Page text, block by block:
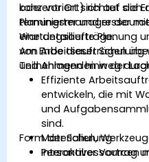
konzentriert sich auf die
terminierter und
Wartungsaufträge.
oder vor Ort) richtet sich
Planungsmanager der
eine detaillierte Planung
von Arbeitsaufträgen
und Anlagen hinweg
Am Ende dieser
Teilnehmenden in der
Effiziente
entwickeln, die mit
und
sind.
Materialien,
Personalressourcen
Form der Schulung
Interaktiver Vortrag